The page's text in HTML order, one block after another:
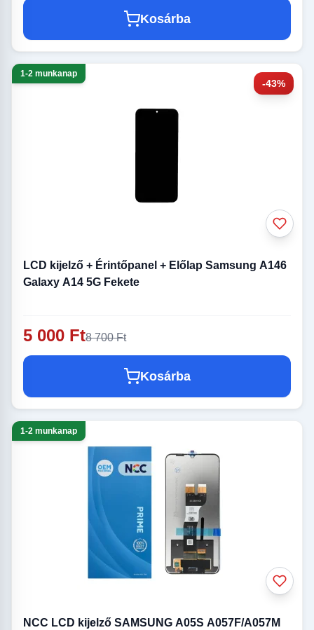
Kosárba
-43%
1-2 munkanap
LCD kijelző + Érintőpanel + Előlap Samsung A146
Galaxy A14 5G Fekete
5 000 Ft8 700 Ft
Kosárba
1-2 munkanap
NCC LCD kijelző SAMSUNG A05S A057F/A057M